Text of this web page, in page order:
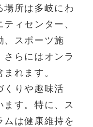
場所は多岐にわ
ィセンター、
、スポーツ施
らにはオンラ
れます。
くりや趣味活
ます。特に、ス
ムは健康維持を